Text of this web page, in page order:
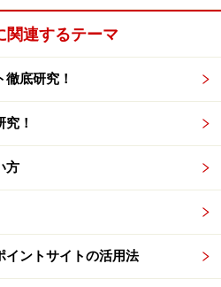
４％。これはかなりのものと
す。最新の内容をご確認くださ
供を目的としており、特定の金融
ではありません。
いては十分に配慮しております
を負いません。
必ず各金融機関やサービス提供者
。
関連するテーマ
底研究！
！
方
イントサイトの活用法